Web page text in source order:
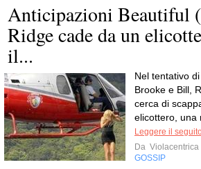
Anticipazioni Beautiful
Ridge cade da un
il...
Nel tentativo
Brooke e Bill,
cerca di
elicottero, una
Leggere il
Da Violacentrica
GOSSIP